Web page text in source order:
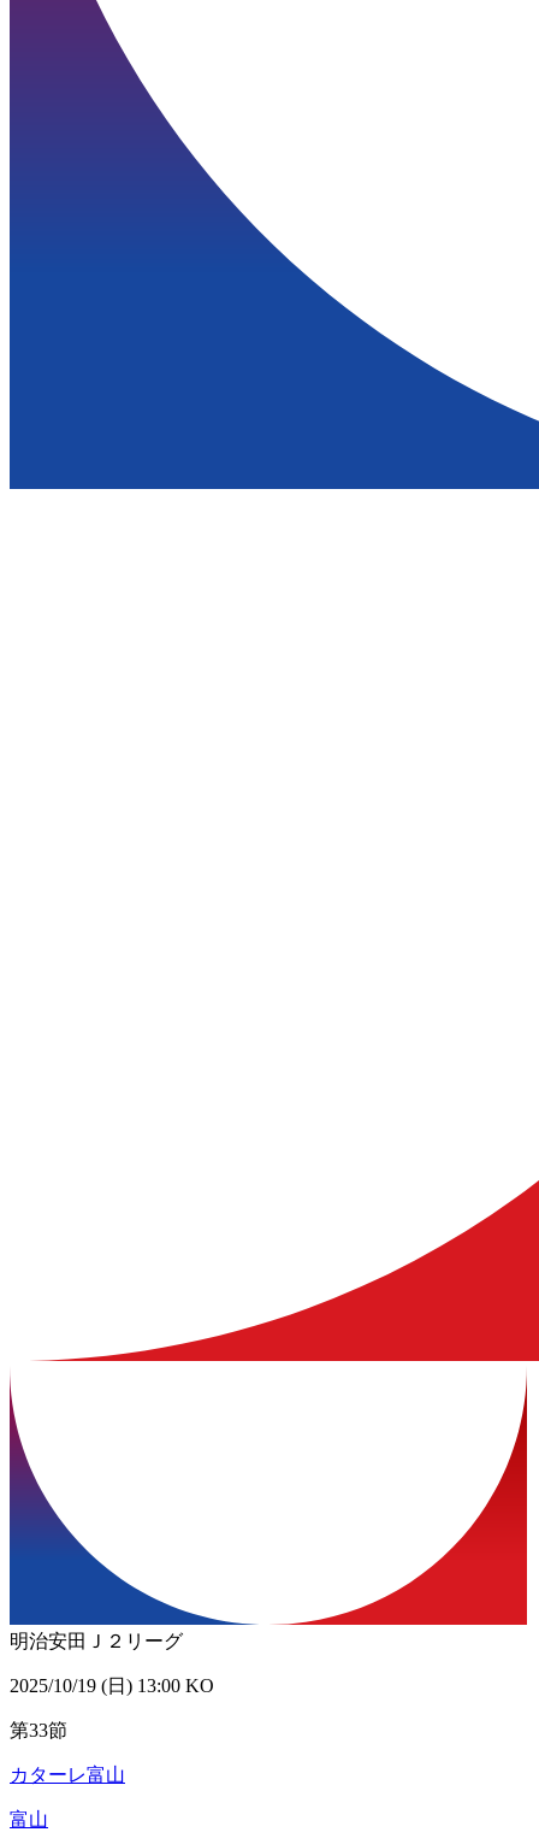
明治安田Ｊ２リーグ
2025/10/19 (日) 13:00 KO
第33節
カターレ富山
富山